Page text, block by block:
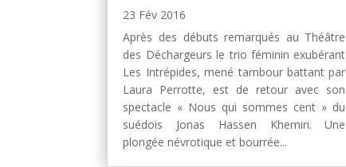
23 Fév 2016
Après des débuts remarqués au Théâtre
des Déchargeurs le trio féminin exubérant
Les Intrépides, mené tambour battant par
Laura Perrotte, est de retour avec son
spectacle « Nous qui sommes cent » du
suédois Jonas Hassen Khemiri. Une
plongée névrotique et bourrée...